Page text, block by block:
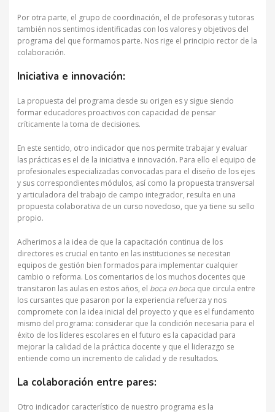
Por otra parte, el grupo de coordinación, el de profesoras y tutoras
también nos sentimos identificadas con los valores y objetivos del
programa del que formamos parte. Nos rige el principio rector de la
colaboración.
Iniciativa e innovación:
La propuesta del programa desde su origen es y sigue siendo
formar educadores proactivos con capacidad de pensar
críticamente la toma de decisiones.
En este sentido, otro indicador que nos permite trabajar y evaluar
las prácticas es el de la iniciativa e innovación. Para ello el equipo de
profesionales especializadas convocadas para el diseño de los ejes
y sus correspondientes módulos, así como la propuesta transversal
y articuladora del trabajo de campo integrador, resulta en una
propuesta colaborativa de un curso novedoso, que ya tiene su sello
propio.
Adherimos a la idea de que la capacitación continua de los
directores es crucial en tanto en las instituciones se necesitan
equipos de gestión bien formados para implementar cualquier
cambio o reforma. Los comentarios de los muchos docentes que
transitaron las aulas en estos años, el boca en bocaque circula entre
los cursantes que pasaron por la experiencia refuerza y nos
compromete con la idea inicial del proyecto y que es el fundamento
mismo del programa: considerar que la condición necesaria para el
éxito de los líderes escolares en el futuro es la capacidad para
mejorar la calidad de la práctica docente y que el liderazgo se
entiende como un incremento de calidad y de resultados.
La colaboración entre pares:
Otro indicador característico de nuestro programa es la